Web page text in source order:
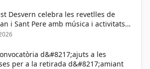
Desvern celebra les revetlles de
i Sant Pere amb música i activitats
els públics
d&#8217;ajuts a les
per a la retirada d&#8217;amiant